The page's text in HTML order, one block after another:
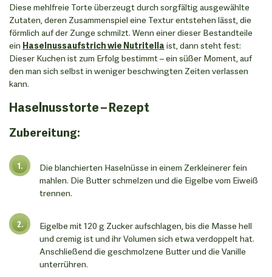
Diese mehlfreie Torte überzeugt durch sorgfältig ausgewählte
Zutaten, deren Zusammenspiel eine Textur entstehen lässt, die
förmlich auf der Zunge schmilzt. Wenn einer dieser Bestandteile
ein Haselnussaufstrich wie Nutritella ist, dann steht fest:
Dieser Kuchen ist zum Erfolg bestimmt – ein süßer Moment, auf
den man sich selbst in weniger beschwingten Zeiten verlassen
kann.
Haselnusstorte – Rezept
Zubereitung:
Die blanchierten Haselnüsse in einem Zerkleinerer fein
mahlen. Die Butter schmelzen und die Eigelbe vom Eiweiß
trennen.
Eigelbe mit 120 g Zucker aufschlagen, bis die Masse hell
und cremig ist und ihr Volumen sich etwa verdoppelt hat.
Anschließend die geschmolzene Butter und die Vanille
unterrühren.